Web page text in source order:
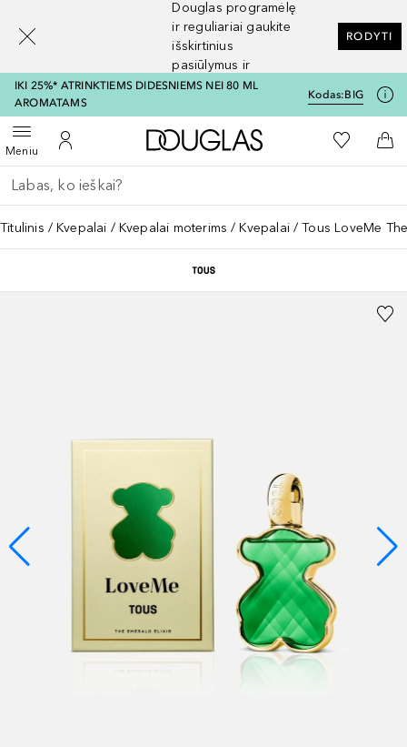
Douglas programėlę
ir reguliariai gaukite
išskirtinius
pasiūlymus ir
nuolaidas
RODYTI
IKI 25%* ATRINKTIEMS DIDESNIEMS NEI 80 ML
AROMATAMS
Kodas:BIG
MeniuAtidaryti meniuĮ mano paskyrą
Į Douglas pagrindinį
Į mano
Į
Grįžk atgal
Vykdykite paiešką
Titulinis Kvepalai Kvepalai moterims Kvepalai Tous LoveMe
[navigation.slideout.screenreader]